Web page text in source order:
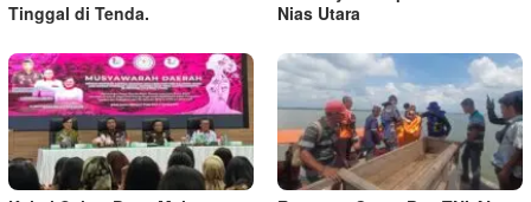
Tinggal di Tenda.
Nias Utara